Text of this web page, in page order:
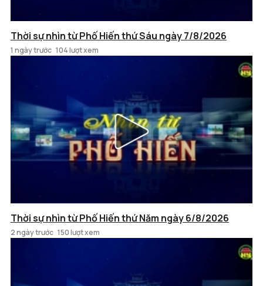
Thời sự nhìn từ Phố Hiến thứ Sáu ngày 7/8/2026
1 ngày trước 104 lượt xem
Thời sự nhìn từ Phố Hiến thứ Năm ngày 6/8/2026
2 ngày trước 150 lượt xem